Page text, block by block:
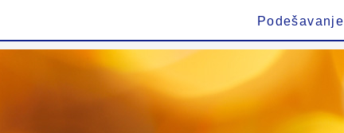
Podešavanje